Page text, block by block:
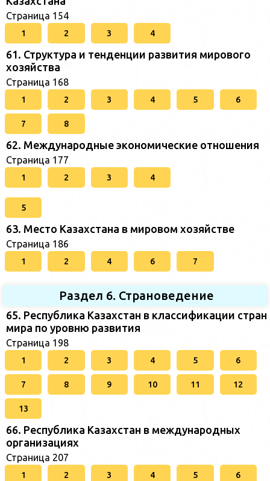
Страница 154
1 2 3 4
61. Структура и тенденции развития мирового
хозяйства
Страница 168
1 2 3 4 5 6
7 8
62. Международные экономические отношения
Страница 177
1 2 3 4
5
63. Место Казахстана в мировом хозяйстве
Страница 186
1 2 4 6 7
Раздел 6. Страноведение
65. Республика Казахстан в классификации стран
мира по уровню развития
Страница 198
1 2 3 4 5 6
7 8 9 10 11 12
13
66. Республика Казахстан в международных
организациях
Страница 207
1 2 3 4 5 6